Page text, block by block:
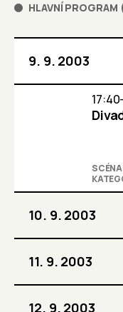
HLAVNÍ PROGRAM
9. 9. 2003
10. 9. 2003
11. 9. 2003
12. 9. 2003